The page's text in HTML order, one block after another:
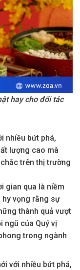
hay cho đối tác
nhiều bứt phá,
lượng cao mà
trên thị trường
gian qua là niềm
vọng rằng sự
thành quả vượt
ngũ của Quý vị
trong ngành
với nhiều bứt phá,